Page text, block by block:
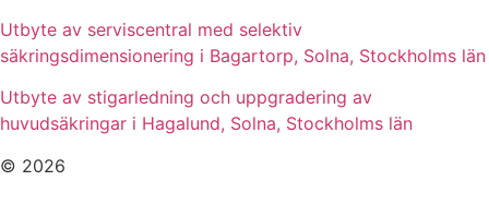
Utbyte av serviscentral med selektiv
säkringsdimensionering i Bagartorp, Solna, Stockholms län
Utbyte av stigarledning och uppgradering av
huvudsäkringar i Hagalund, Solna, Stockholms län
© 2026